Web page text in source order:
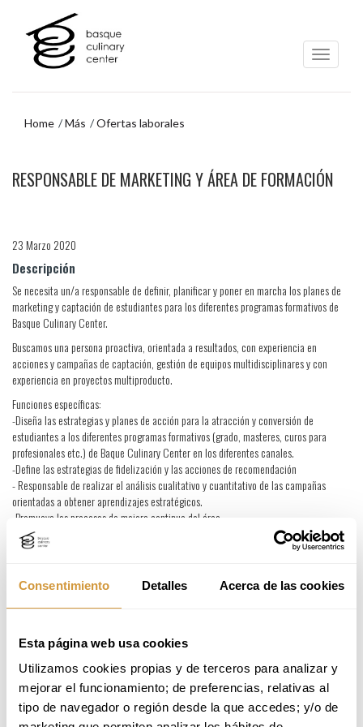
Consentimiento Detalles Acerca de las cookies
Esta página web usa cookies
Utilizamos cookies propias y de terceros para analizar y
mejorar el funcionamiento; de preferencias, relativas al
tipo de navegador o región desde la que accedes; y/o de
contenido
principal
navegación
Home Más Ofertas laborales
RESPONSABLE DE MARKETING Y ÁREA DE FORMACIÓN
23 Marzo 2020
Descripción
Se necesita un/a responsable de definir, planificar y poner en marcha los planes de
marketing y captación de estudiantes para los diferentes programas formativos de
Basque Culinary Center.
Buscamos una persona proactiva, orientada a resultados, con experiencia en
acciones y campañas de captación, gestión de equipos multidisciplinares y con
experiencia en proyectos multiproducto.
Funciones específicas:
-Diseña las estrategias y planes de acción para la atracción y conversión de
estudiantes a los diferentes programas formativos (grado, masteres, curos para
profesionales etc.) de Baque Culinary Center en los diferentes canales.
-Define las estrategias de fidelización y las acciones de recomendación
- Responsable de realizar el análisis cualitativo y cuantitativo de las campañas
orientadas a obtener aprendizajes estratégicos.
-Promueve los procesos de mejora continua del área.
-Establece la coherencia entre todas las campañas y las sinergias entre los
diferentes programas.
-Realiza el plan de gestión del área y define los presupuestos.
 Licenciados en Publicidad, Comunicación, Marketing o similar
 Formación Máster en Márketing Digital
 Se requieren conocimientos de CRM, ecommerce y conversión de leads así como
investigación de mercado consumer intelligence.